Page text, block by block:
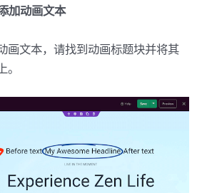
加动画文本
画文本，请找到动画标题块并将其